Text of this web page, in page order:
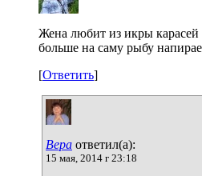
Жена любит из икры карасей
больше на саму рыбу
[Ответить]
Вера ответил(а):
15 мая, 2014 г 23:18